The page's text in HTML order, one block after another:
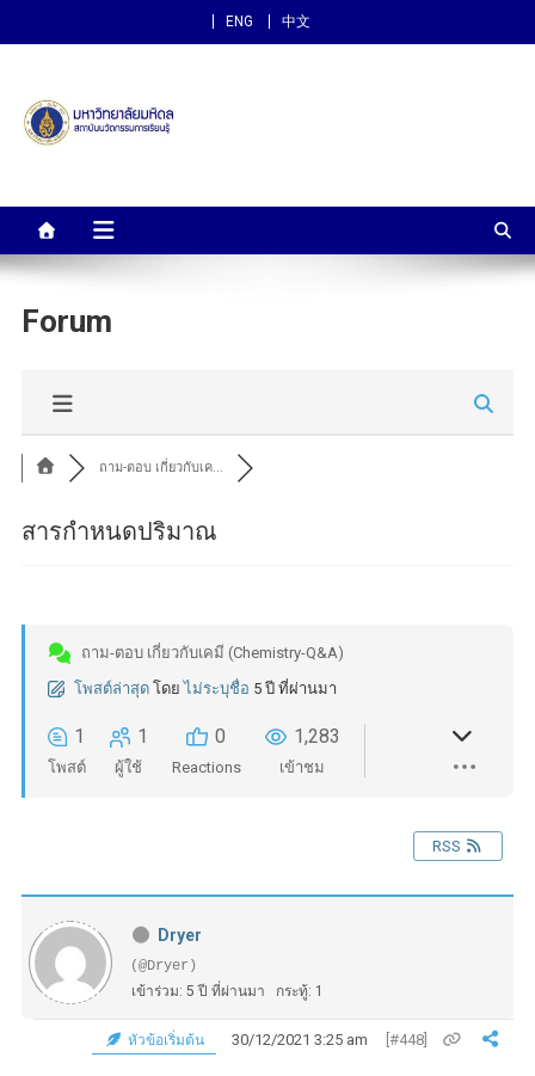
ENG 中文
สถาบันนวัตกรรมการเรียนรู้
Forum
ถาม-ตอบ เกี่ยวกับเค...
สารกำหนดปริมาณ
ถาม-ตอบ เกี่ยวกับเคมี (Chemistry-Q&A)
โพสต์ล่าสุด โดย ไม่ระบุชื่อ 5 ปี ที่ผ่านมา
1
โพสต์
1
ผู้ใช้
0
Reactions
1,283
เข้าชม
RSS
Dryer
(@Dryer)
เข้าร่วม: 5 ปี ที่ผ่านมา
กระทู้: 1
หัวข้อเริ่มต้น 30/12/2021 3:25 am [#448]